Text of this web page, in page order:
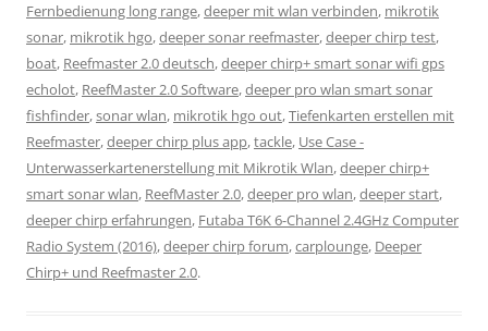
Fernbedienung long range,deeper mit wlan verbinden, mikrotik
sonar, mikrotik hgo,deeper sonar reefmaster,deeper chirp test,
boat, Reefmaster 2.0 deutsch,deeper chirp+ smart sonar wifi gps
echolot, ReefMaster 2.0 Software,deeper pro wlan smart sonar
fishfinder,sonar wlan, mikrotik hgo out,Tiefenkarten erstellen mit
Reefmaster,deeper chirp plus app,tackle, Use Case -
Unterwasserkartenerstellung mit Mikrotik Wlan,deeper chirp+
smart sonar wlan, ReefMaster 2.0,deeper pro wlan,deeper start,
deeper chirp erfahrungen, Futaba T6K 6-Channel 2.4GHz Computer
Radio System (2016),deeper chirp forum,carplounge, Deeper
Chirp+ und Reefmaster 2.0.